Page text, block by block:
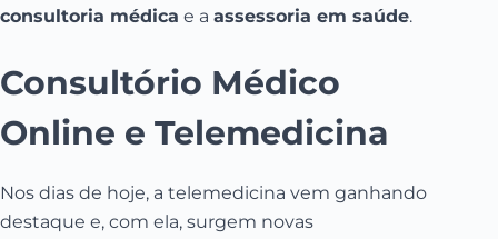
consultoria médica e a assessoria em saúde.
Consultório Médico
Online e Telemedicina
Nos dias de hoje, a telemedicina vem ganhando
destaque e, com ela, surgem novas